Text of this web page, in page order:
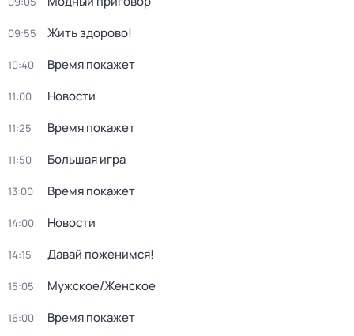
09:55 Жить здорово!
10:40 Время покажет
11:00 Новости
11:25 Время покажет
11:50 Большая игра
13:00 Время покажет
14:00 Новости
14:15 Давай поженимся!
15:05 Мужское/Женское
16:00 Время покажет